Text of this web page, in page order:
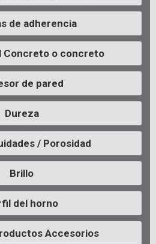
de adherencia
Concreto o concreto
de pared
Dureza
/ Porosidad
Brillo
del horno
Accesorios